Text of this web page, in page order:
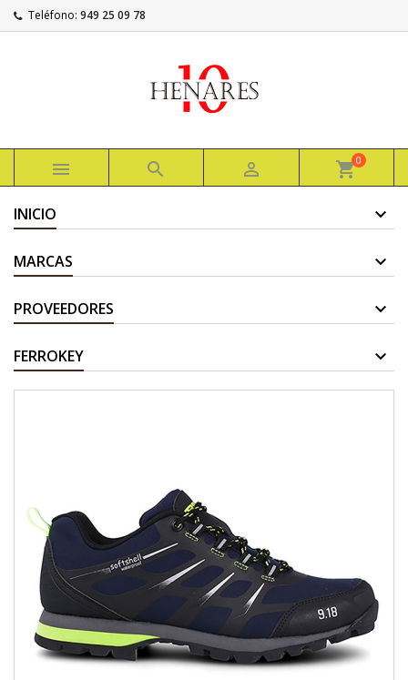
Teléfono: 949 25 09 78
   shopping_cart0
INICIO
MARCAS
PROVEEDORES
FERROKEY